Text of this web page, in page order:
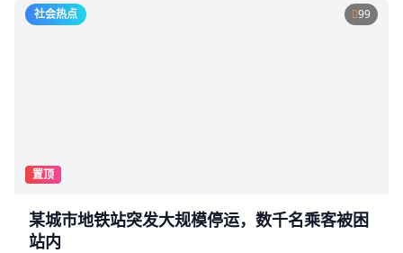
社会热点 99
置顶
某城市地铁站突发大规模停运，数千名乘客被困
站内